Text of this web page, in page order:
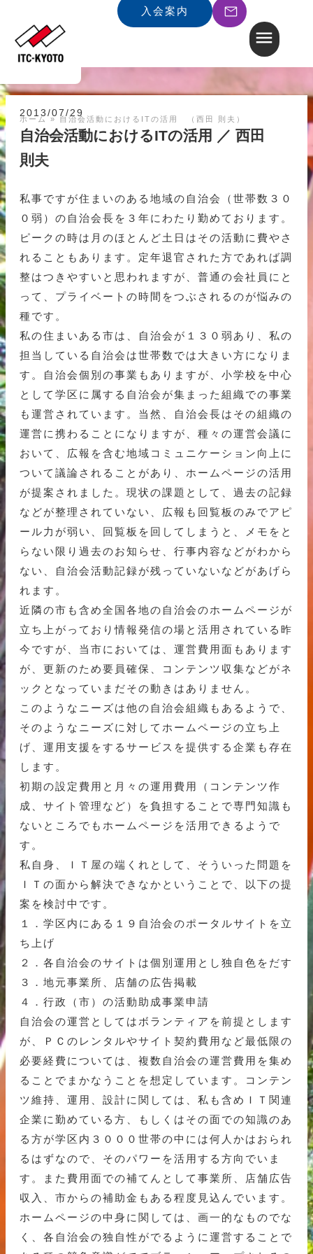
入会案内
ホーム » 自治会活動におけるITの活用 （西田 則夫）
2013/07/29
自治会活動におけるITの活用 ／ 西田
則夫
私事ですが住まいのある地域の自治会（世帯数３０
０弱）の自治会長を３年にわたり勤めております。
ピークの時は月のほとんど土日はその活動に費やさ
れることもあります。定年退官された方であれば調
整はつきやすいと思われますが、普通の会社員にと
って、プライベートの時間をつぶされるのが悩みの
種です。
私の住まいある市は、自治会が１３０弱あり、私の
担当している自治会は世帯数では大きい方になりま
す。自治会個別の事業もありますが、小学校を中心
として学区に属する自治会が集まった組織での事業
も運営されています。当然、自治会長はその組織の
運営に携わることになりますが、種々の運営会議に
おいて、広報を含む地域コミュニケーション向上に
ついて議論されることがあり、ホームページの活用
が提案されました。現状の課題として、過去の記録
などが整理されていない、広報も回覧板のみでアピ
ール力が弱い、回覧板を回してしまうと、メモをと
らない限り過去のお知らせ、行事内容などがわから
ない、自治会活動記録が残っていないなどがあげら
れます。
近隣の市も含め全国各地の自治会のホームページが
立ち上がっており情報発信の場と活用されている昨
今ですが、当市においては、運営費用面もあります
が、更新のため要員確保、コンテンツ収集などがネ
ックとなっていまだその動きはありません。
このようなニーズは他の自治会組織もあるようで、
そのようなニーズに対してホームページの立ち上
げ、運用支援をするサービスを提供する企業も存在
します。
初期の設定費用と月々の運用費用（コンテンツ作
成、サイト管理など）を負担することで専門知識も
ないところでもホームページを活用できるようで
す。
私自身、ＩＴ屋の端くれとして、そういった問題を
ＩＴの面から解決できなかということで、以下の提
案を検討中です。
１．学区内にある１９自治会のポータルサイトを立
ち上げ
２．各自治会のサイトは個別運用とし独自色をだす
３．地元事業所、店舗の広告掲載
４．行政（市）の活動助成事業申請
自治会の運営としてはボランティアを前提とします
が、ＰＣのレンタルやサイト契約費用など最低限の
必要経費については、複数自治会の運営費用を集め
ることでまかなうことを想定しています。コンテン
ツ維持、運用、設計に関しては、私も含めＩＴ関連
企業に勤めている方、もしくはその面での知識のあ
る方が学区内３０００世帯の中には何人かはおられ
るはずなので、そのパワーを活用する方向でいま
す。また費用面での補てんとして事業所、店舗広告
収入、市からの補助金もある程度見込んでいます。
ホームページの中身に関しては、画一的なものでな
く、各自治会の独自性がでるように運営することで